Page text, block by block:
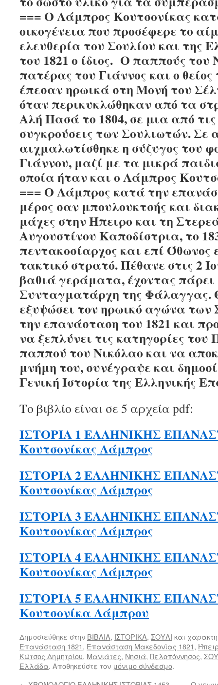
=== ΟΛάμπρος Κουτσονίκας
οικογένεια που προσέφερε το
ελευθερία του Σουλίου και της
του 1821 ο ίδιος. Ο παππούς του
πατέρας του Γιάννος και ο
έπεσαν ηρωικά στη Μονή του
όταν περικυκλώθηκαν από τα
Αλή Πασά το 1804, σε μια από
συγκρούσεις των Σουλιωτών. Σε
αιχμαλωτίσθηκε η σύζυγος του
Γιάννου, μαζί με τα μικρά
οποία ήταν και ο Λάμπρος
=== Ο Λάμπρος κατά την
μέρος σαν μπουλουκτσής και
μάχες στην Ήπειρο και τη
Αυγουστίνου Καποδίστρια, το
πεντακοσίαρχος και επί Όθωνος
τακτικό στρατό. Πέθανε στις 2
βαθιά γεράματα, έχοντας
Συνταγματάρχη της Φάλαγγας.
εξυψώσει τον ηρωικό αγώνα
την επανάσταση του 1821 και
να ξεπλύνει τις κατηγορίες του
παππού του Νικόλαο και να
μνήμη του, συνέγραψε και
Γενική Ιστορία της Ελληνικής
Το βιβλίο είναι σε 5 αρχεία pdf:
ΙΣΤΟΡΙΑ 1 ΕΛΛΗΝΙΚΗΣ
Κουτσονίκας Λάμπρος
ΙΣΤΟΡΙΑ 2 ΕΛΛΗΝΙΚΗΣ
Κουτσονίκας Λάμπρος
ΙΣΤΟΡΙΑ 3 ΕΛΛΗΝΙΚΗΣ
Κουτσονίκας Λάμπρος
ΙΣΤΟΡΙΑ 4 ΕΛΛΗΝΙΚΗΣ
Κουτσονίκας Λάμπρος
ΙΣΤΟΡΙΑ 5 ΕΛΛΗΝΙΚΗΣ
Κουτσονίκα Λάμπρου
Δημοσιεύθηκε στην ΒΙΒΛΙΑ, ΙΣΤΟΡΙΚΑ, ΣΟΥΛΙ και
Επανάσταση 1821, Επανάσταση Μακεδονίας 1821,
Κώτσος Δημητρίου, Μανιάτες, Νησιά, Πελοπόννησος,
Ελλάδα. Αποθηκεύστε τον μόνιμο σύνδεσμο.